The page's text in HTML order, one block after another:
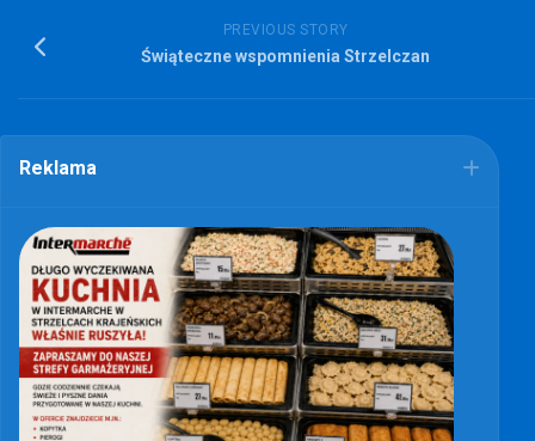
PREVIOUS STORY
Świąteczne wspomnienia Strzelczan
Reklama